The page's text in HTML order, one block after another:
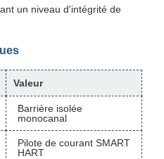
un niveau d'intégrité de
Valeur
Barrière isolée
monocanal
Pilote de courant SMART
HART